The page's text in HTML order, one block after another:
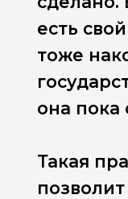
есть
тоже
она пока
Такая